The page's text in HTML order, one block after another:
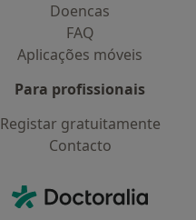
Doencas
FAQ
Aplicações móveis
Para profissionais
Registar gratuitamente
Contacto
Doctoralia - Homepage